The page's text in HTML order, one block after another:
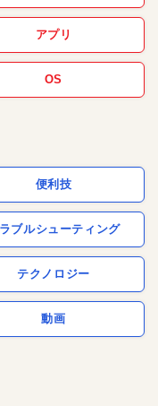
アプリ
OS
便利技
ラブルシューティング
テクノロジー
動画